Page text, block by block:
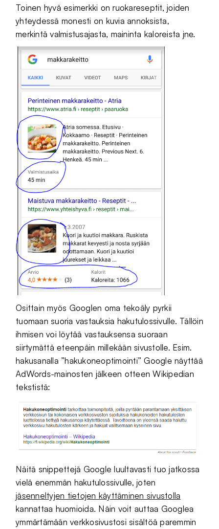
Toinen hyvä esimerkki on ruokareseptit, joiden
yhteydessä monesti on kuvia annoksista,
merkintä valmistusajasta, maininta kaloreista jne.
Osittain myös Googlen oma tekoäly pyrkii
tuomaan suoria vastauksia hakutulossivulle. Tällöin
ihmisen voi löytää vastauksensa suoraan
siirtymättä eteenpäin millekään sivustolle. Esim.
hakusanalla ”hakukoneoptimointi” Google näyttää
AdWords-mainosten jälkeen otteen Wikipedian
tekstistä:
Näitä snippettejä Google luultavasti tuo jatkossa
vielä enemmän hakutulossivulle, joten
jäsenneltyjen tietojen käyttäminen sivustolla
kannattaa huomioida. Näin voit auttaa Googlea
ymmärtämään verkkosivustosi sisältöä paremmin